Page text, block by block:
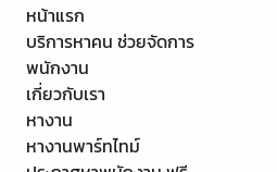
หน้าแรก
บริการหาคน ช่วยจัดการ
พนักงาน
เกี่ยวกับเรา
หางาน
หางานพาร์ทไทม์